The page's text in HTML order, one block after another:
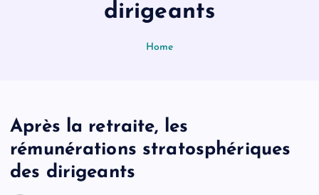
dirigeants
Home
Après la retraite, les
rémunérations stratosphériques
des dirigeants